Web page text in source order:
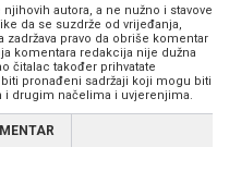
autora, a ne nužno i stavove
da se suzdrže od vrijeđanja,
zadržava pravo da obriše komentar
komentara redakcija nije dužna
čitalac također prihvatate
pronađeni sadržaji koji mogu biti
i drugim načelima i uvjerenjima.